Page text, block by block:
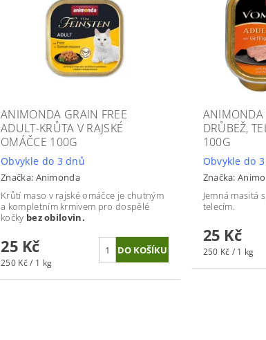
ANIMONDA GRAIN FREE
ADULT-KRŮTA V RAJSKÉ
OMÁČCE 100G
Obvykle do 3 dnů
Značka: Animonda
Krůtí maso v rajské omáčce je chutným
a kompletním krmivem pro dospělé
kočky bez obilovin.
25 Kč
250 Kč / 1 kg
ANIMONDA
DRŮBEŽ,
100G
Obvykle do
Značka:
Jemná masitá
telecím.
25 Kč
250 Kč / 1 kg